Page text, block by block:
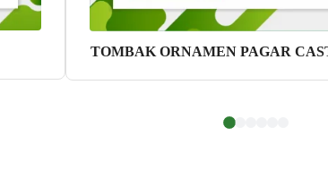
TOMBAK ORNAMEN PAGAR